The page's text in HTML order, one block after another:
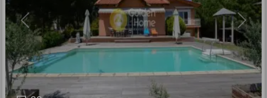
Previous Next